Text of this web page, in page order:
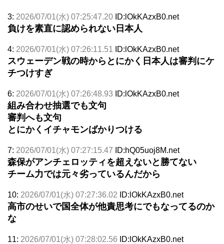
3: 2026/07/01(水) 07:25:47.20 ID:lOkKAzxB0.net
負けを素直に認められない日本人
4: 2026/07/01(水) 07:26:11.51 ID:lOkKAzxB0.net
スウェーデン戦の時からとにかく日本人は審判にケ
チつけすぎ
6: 2026/07/01(水) 07:26:48.93 ID:lOkKAzxB0.net
組み合わせ抽選でも文句
審判へも文句
とにかくイチャモンばかりつける
7: 2026/07/01(水) 07:27:15.47 ID:hQ05uoj8M.net
森保がアンチェロッティを超えないと勝てない
チーム力では元々劣っているんだから
10: 2026/07/01(水) 07:27:36.02 ID:lOkKAzxB0.net
高市のせいで国全体が他責思考にでもなってるのか
な
11: 2026/07/01(水) 07:28:02.56 ID:lOkKAzxB0.net